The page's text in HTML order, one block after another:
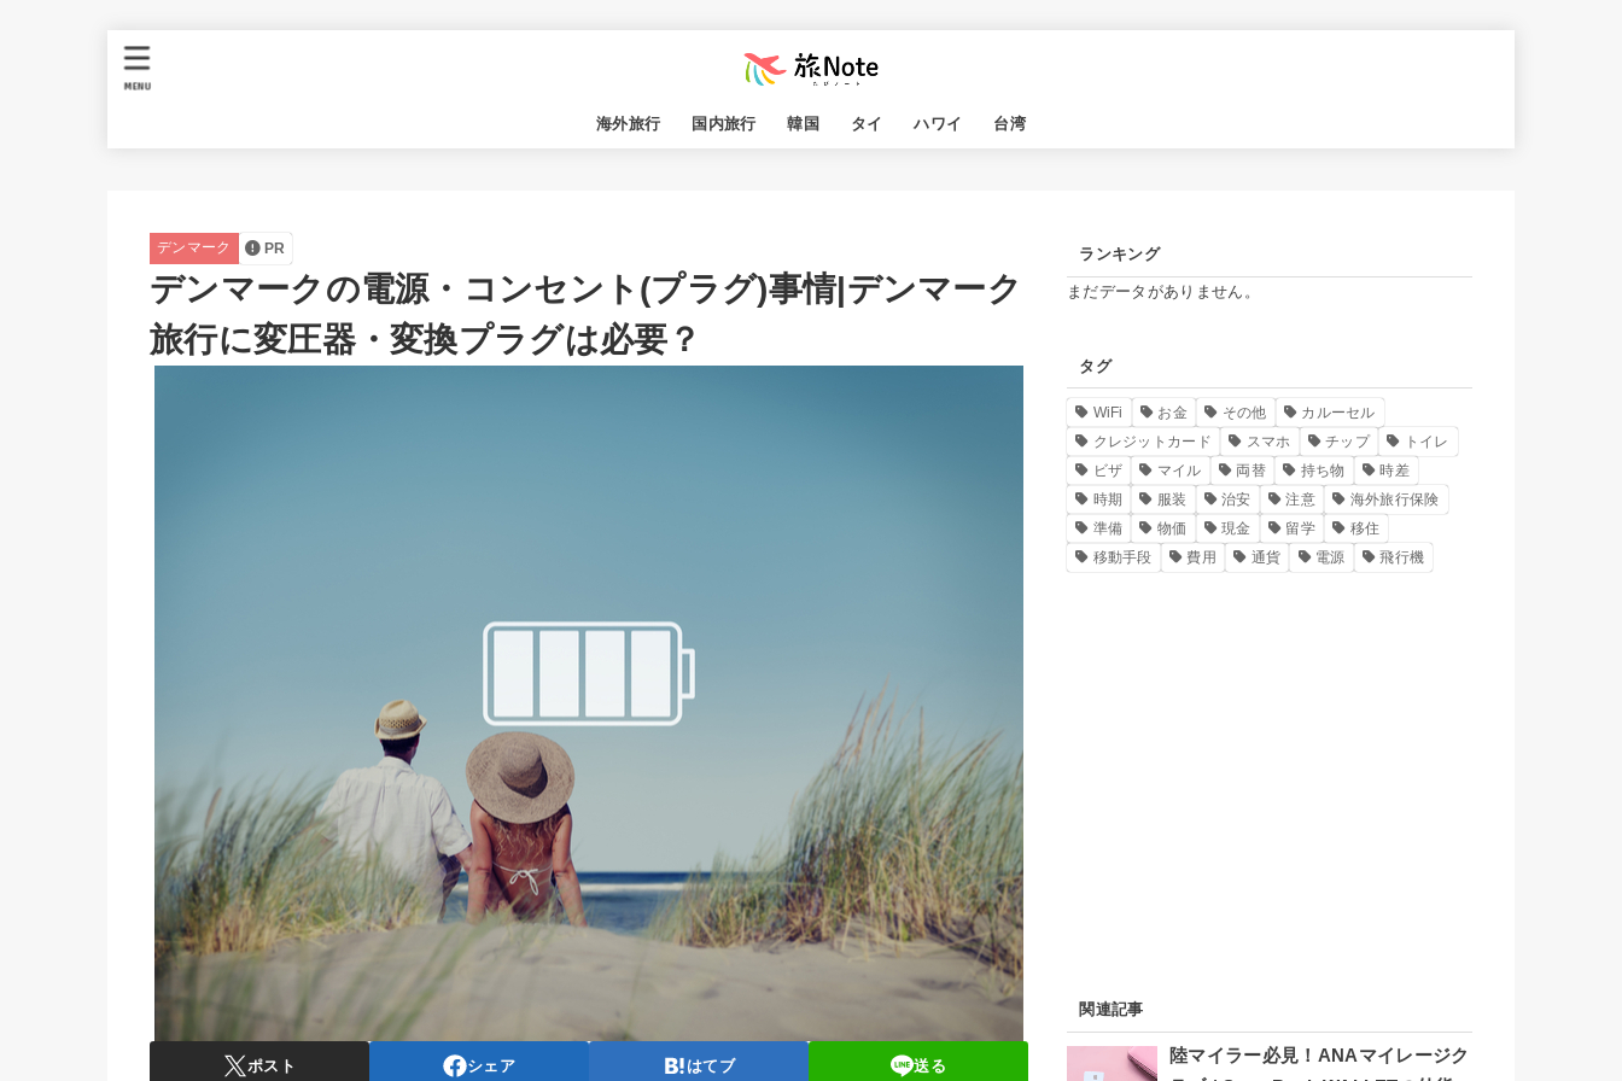
海外旅行 国内旅行 韓国 タイ ハワイ 台湾
MENU
デンマーク PR
デンマークの電源・コンセント(プラグ)事情|デンマーク
旅行に変圧器・変換プラグは必要？
ポスト シェア はてブ 送る
ランキング
まだデータがありません。
タグ
WiFi お金 その他
カルーセル
クレジットカード
スマホ チップ
トイレ
ビザ
マイル 両替 持ち物
時差
時期
服装 治安 注意
海外旅行保険
準備
物価 現金 留学
移住
移動手段
費用 通貨 電源 飛行機
関連記事
陸マイラー必見！ANAマイレージク